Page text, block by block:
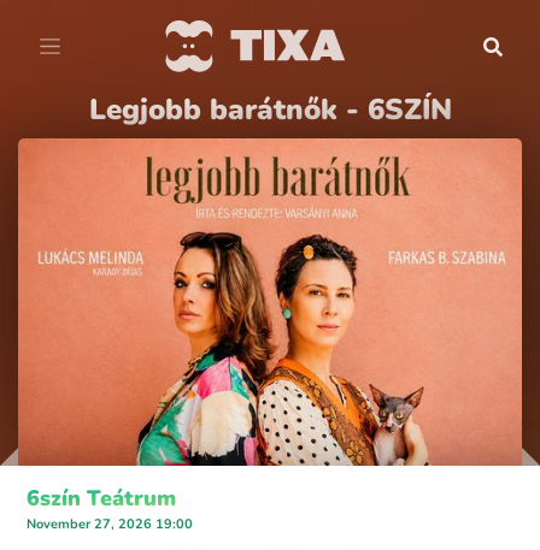
Legjobb barátnők - 6SZÍN
6szín Teátrum
November 27, 2026 19:00